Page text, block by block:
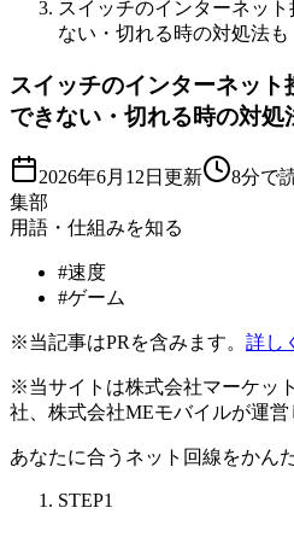
スイッチのインターネッ
ない・切れる時の対処法も
スイッチのインターネッ
できない・切れる時の対処
2026年6月12日 更新 8分で
集部
用語・仕組みを知る
#速度
#ゲーム
※当記事はPRを含みます。 詳し
※当サイトは株式会社マーケッ
社、株式会社MEモバイルが運営
あなたに合うネット回線をかん
STEP1